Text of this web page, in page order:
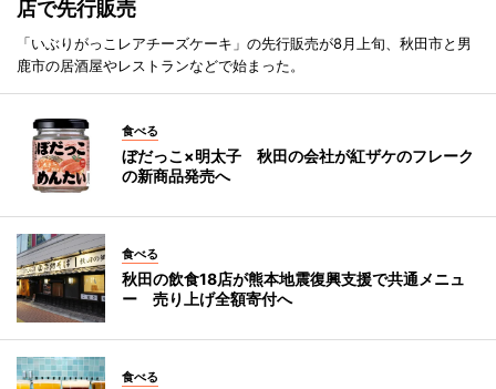
店で先行販売
「いぶりがっこレアチーズケーキ」の先行販売が8月上旬、秋田市と男
鹿市の居酒屋やレストランなどで始まった。
食べる
ぼだっこ×明太子 秋田の会社が紅ザケのフレーク
の新商品発売へ
食べる
秋田の飲食18店が熊本地震復興支援で共通メニュ
ー 売り上げ全額寄付へ
食べる